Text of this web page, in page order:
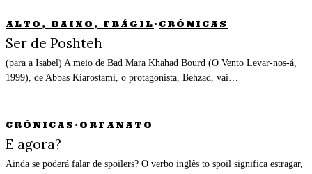
ALTO, BAIXO, FRÁGIL · CRÓNICAS
Ser de Poshteh
(para a Isabel) A meio de Bad Mara Khahad Bourd (O Vento Levar-nos-á,
1999), de Abbas Kiarostami, o protagonista, Behzad, vai…
CRÓNICAS · ORFANATO
E agora?
Ainda se poderá falar de spoilers? O verbo inglês to spoil significa estragar,